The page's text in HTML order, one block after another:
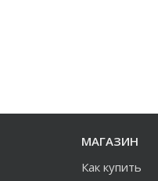
МАГАЗИН
Как купить